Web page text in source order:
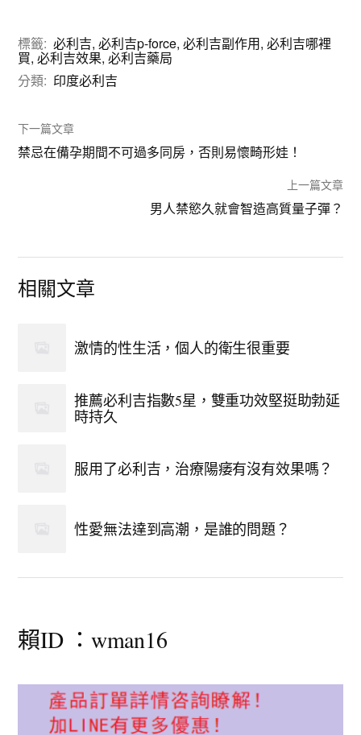
標籤: 必利吉,必利吉p-force,必利吉副作用,必利吉哪裡
買,必利吉效果,必利吉藥局
分類: 印度必利吉
下一篇文章
禁忌在備孕期間不可過多同房，否則易懷畸形娃！
上一篇文章
男人禁慾久就會智造高質量子彈？
相關文章
激情的性生活，個人的衛生很重要
推薦必利吉指數5星，雙重功效堅挺助勃延
時持久
服用了必利吉，治療陽痿有沒有效果嗎？
性愛無法達到高潮，是誰的問題？
賴ID ：wman16